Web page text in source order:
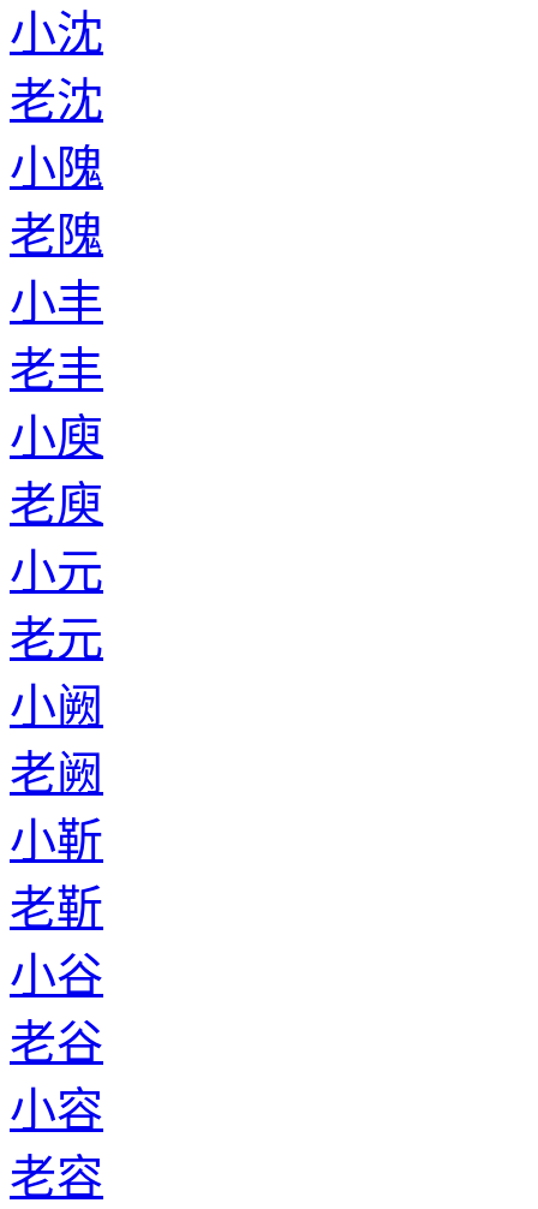
小沈
老沈
小隗
老隗
小丰
老丰
小庾
老庾
小元
老元
小阙
老阙
小靳
老靳
小谷
老谷
小容
老容